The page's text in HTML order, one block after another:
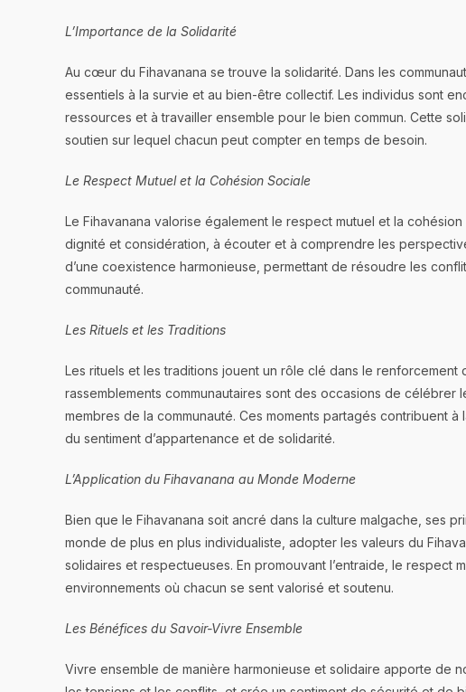
L’Importance de la Solidarité
Au cœur du Fihavanana se trouve la solidarité. Dans les
essentiels à la survie et au bien-être collectif. Les individus sont
ressources et à travailler ensemble pour le bien commun. Cette
soutien sur lequel chacun peut compter en temps de besoin.
Le Respect Mutuel et la Cohésion Sociale
Le Fihavanana valorise également le respect mutuel et la
dignité et considération, à écouter et à comprendre les
d’une coexistence harmonieuse, permettant de résoudre les
communauté.
Les Rituels et les Traditions
Les rituels et les traditions jouent un rôle clé dans le renforcement
rassemblements communautaires sont des occasions de
membres de la communauté. Ces moments partagés contribuent
du sentiment d’appartenance et de solidarité.
L’Application du Fihavanana au Monde Moderne
Bien que le Fihavanana soit ancré dans la culture malgache, ses
monde de plus en plus individualiste, adopter les valeurs du
solidaires et respectueuses. En promouvant l’entraide, le respect
environnements où chacun se sent valorisé et soutenu.
Les Bénéfices du Savoir-Vivre Ensemble
Vivre ensemble de manière harmonieuse et solidaire apporte de